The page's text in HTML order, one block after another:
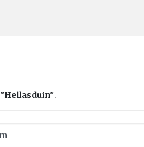
"Hellasduin".